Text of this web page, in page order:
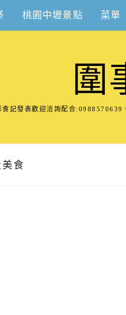
桃園中壢景點 菜單
圍
食記發表歡迎洽詢配合:0988570639
食